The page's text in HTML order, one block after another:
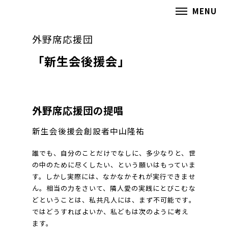
MENU
外野席応援団
「新生会後援会」
外野席応援団の提唱
新生会後援会創設者中山隆祐
誰でも、自分のことだけでなしに、多少なりと、世
の中のために尽くしたい、という願いはもっていま
す。しかし実際には、なかなかそれが実行できませ
ん。相当の力をさいて、隣人愛の実践にとびこむな
どということは、私共凡人には、まず不可能です。
ではどうすればよいか、私どもは次のように考え
ます。